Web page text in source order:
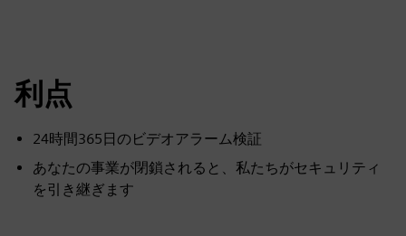
利点
24時間365日のビデオアラーム検証
あなたの事業が閉鎖されると、私たちがセキュリティ
を引き継ぎます